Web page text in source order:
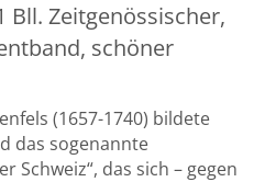
Bll. Zeitgenössischer,
schöner
(1657-1740) bildete
das sogenannte
Schweiz“, das sich – gegen